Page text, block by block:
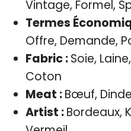
Vintage, Formel,
Termes
Offre, Demande,
Fabric :Soie,
Coton
Meat :Bœuf,
Artist :Bordeaux,